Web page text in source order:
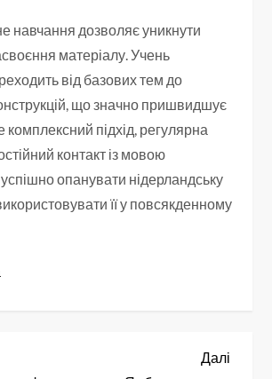
навчання дозволяє уникнути
матеріалу. Учень
від базових тем до
що значно пришвидшує
підхід, регулярна
контакт із мовою
опанувати нідерландську
її у повсякденному
Далі